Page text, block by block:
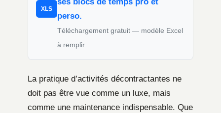
XLS
ses blocs de temps pro et
perso.
Téléchargement gratuit — modèle Excel
à remplir
La pratique d’activités décontractantes ne
doit pas être vue comme un luxe, mais
comme une maintenance indispensable. Que